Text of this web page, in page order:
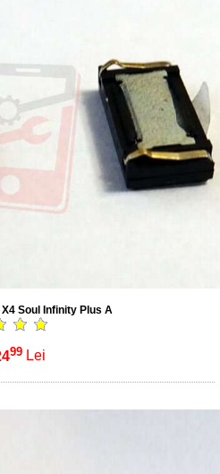
Soul Infinity Plus A
99 Lei